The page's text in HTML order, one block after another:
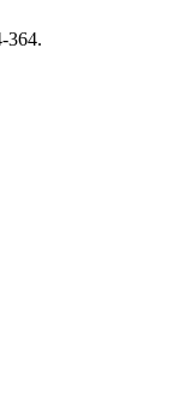
364.